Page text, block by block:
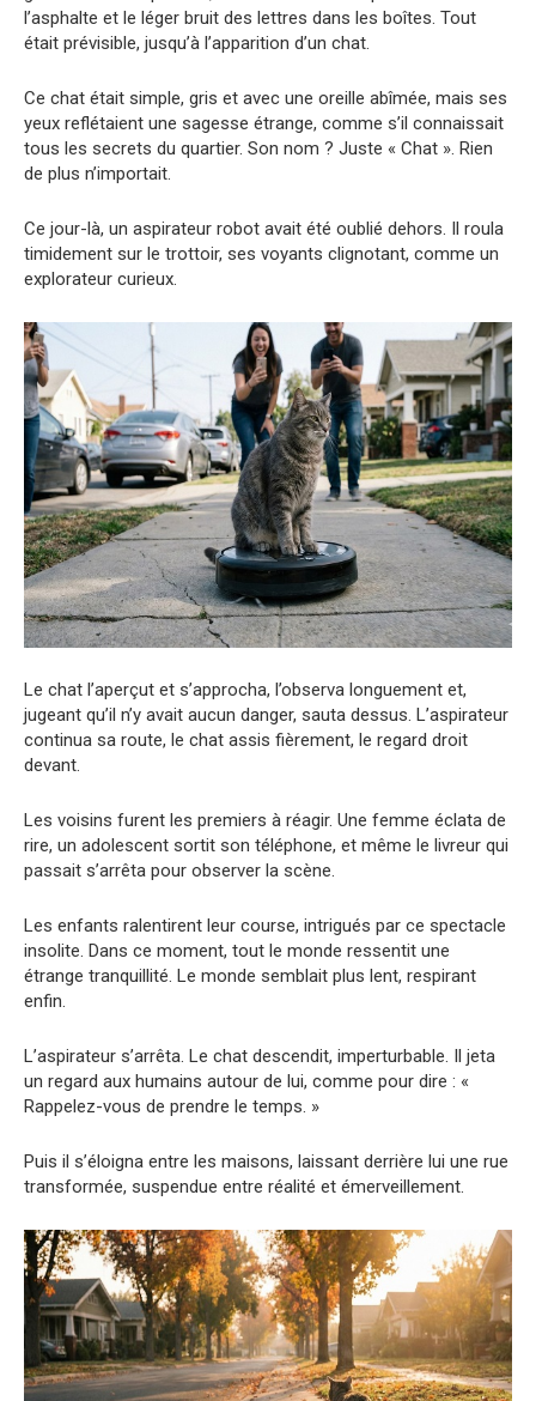
l’asphalte et le léger bruit des lettres dans les boîtes. Tout
était prévisible, jusqu’à l’apparition d’un chat.
Ce chat était simple, gris et avec une oreille abîmée, mais ses
yeux reflétaient une sagesse étrange, comme s’il connaissait
tous les secrets du quartier. Son nom ? Juste « Chat ». Rien
de plus n’importait.
Ce jour-là, un aspirateur robot avait été oublié dehors. Il roula
timidement sur le trottoir, ses voyants clignotant, comme un
explorateur curieux.
Le chat l’aperçut et s’approcha, l’observa longuement et,
jugeant qu’il n’y avait aucun danger, sauta dessus. L’aspirateur
continua sa route, le chat assis fièrement, le regard droit
devant.
Les voisins furent les premiers à réagir. Une femme éclata de
rire, un adolescent sortit son téléphone, et même le livreur qui
passait s’arrêta pour observer la scène.
Les enfants ralentirent leur course, intrigués par ce spectacle
insolite. Dans ce moment, tout le monde ressentit une
étrange tranquillité. Le monde semblait plus lent, respirant
enfin.
L’aspirateur s’arrêta. Le chat descendit, imperturbable. Il jeta
un regard aux humains autour de lui, comme pour dire : «
Rappelez-vous de prendre le temps. »
Puis il s’éloigna entre les maisons, laissant derrière lui une rue
transformée, suspendue entre réalité et émerveillement.